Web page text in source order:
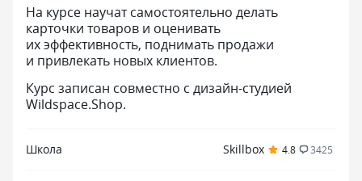
На курсе научат самостоятельно делать
карточки товаров и оценивать
их эффективность, поднимать продажи
и привлекать новых клиентов.
Курс записан совместно с дизайн-студией
Wildspace.Shop.
Школа Skillbox 4.8 3425